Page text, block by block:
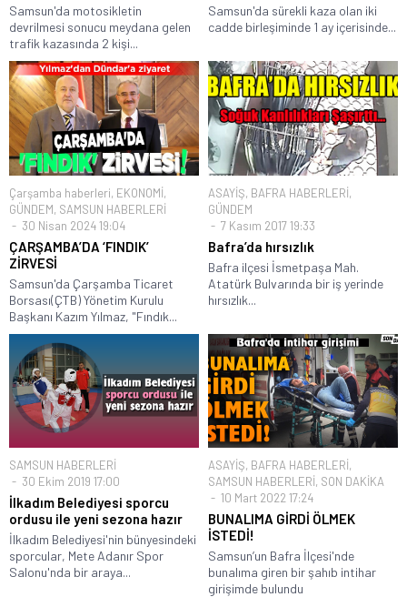
Samsun'da motosikletin
devrilmesi sonucu meydana gelen
trafik kazasında 2 kişi...
Samsun'da sürekli kaza olan iki
cadde birleşiminde 1 ay içerisinde...
Çarşamba haberleri, EKONOMİ,
GÜNDEM, SAMSUN HABERLERİ
30 Nisan 2024 19:04
ÇARŞAMBA’DA ‘FINDIK’
ZİRVESİ
Samsun'da Çarşamba Ticaret
Borsası(ÇTB) Yönetim Kurulu
Başkanı Kazım Yılmaz, "Fındık...
ASAYİŞ, BAFRA HABERLERİ,
GÜNDEM
7 Kasım 2017 19:33
Bafra’da hırsızlık
Bafra ilçesi İsmetpaşa Mah.
Atatürk Bulvarında bir iş yerinde
hırsızlık...
SAMSUN HABERLERİ
30 Ekim 2019 17:00
İlkadım Belediyesi sporcu
ordusu ile yeni sezona hazır
İlkadım Belediyesi'nin bünyesindeki
sporcular, Mete Adanır Spor
Salonu'nda bir araya...
ASAYİŞ, BAFRA HABERLERİ,
SAMSUN HABERLERİ, SON DAKİKA
10 Mart 2022 17:24
BUNALIMA GİRDİ ÖLMEK
İSTEDİ!
Samsun’un Bafra İlçesi'nde
bunalıma giren bir şahıb intihar
girişimde bulundu